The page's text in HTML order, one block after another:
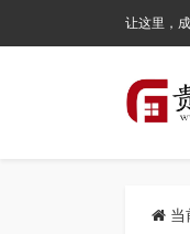
让这里，
当